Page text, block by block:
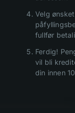
Velg ønsket
fullfør
Ferdig!
vil bli
din innen